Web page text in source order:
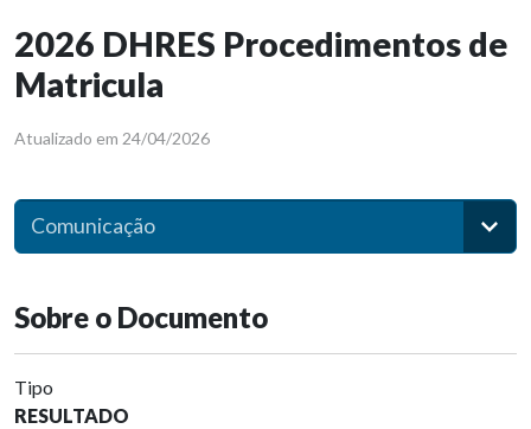
2026 DHRES Procedimentos de
Matricula
Atualizado em 24/04/2026
Comunicação
Sobre o Documento
Tipo
RESULTADO